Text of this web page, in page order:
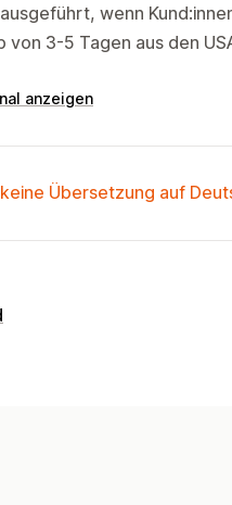
wenn
3-5 Tagen aus den
anzeigen
Übersetzung auf
kannst